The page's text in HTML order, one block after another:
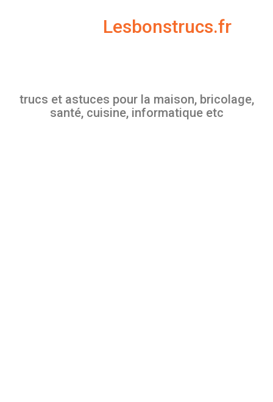
Lesbonstrucs.fr
trucs et astuces pour la maison, bricolage,
santé, cuisine, informatique etc